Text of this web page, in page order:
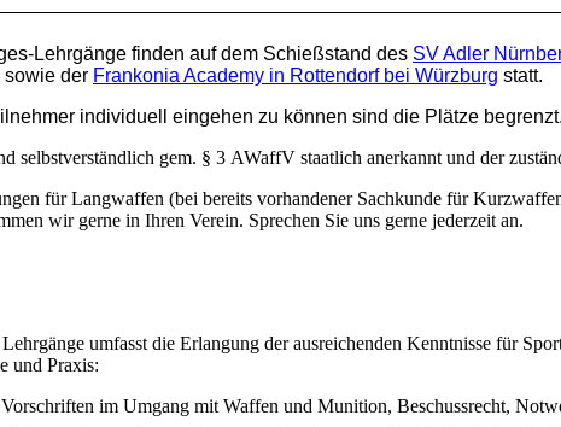
Lehrgänge finden auf dem Schießstand des SV Adler
sowie der Frankonia Academy in Rottendorf bei Würzburg statt.
individuell eingehen zu können sind die Plätze begrenzt.
selbstverständlich gem. § 3 AWaffV staatlich anerkannt und der
für Langwaffen (bei bereits vorhandener Sachkunde für
wir gerne in Ihren Verein. Sprechen Sie uns gerne jederzeit an.
umfasst die Erlangung der ausreichenden Kenntnisse für
und Praxis:
im Umgang mit Waffen und Munition, Beschussrecht,